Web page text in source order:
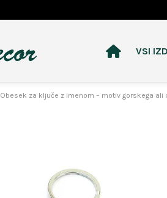
VSI
Obesek za ključe z imenom – motiv gorskega ali